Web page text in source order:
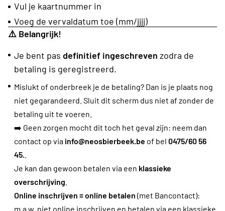
Vul je kaartnummer in
Voeg de vervaldatum toe (mm/jjjj)
⚠️ Belangrijk!
Je bent pas definitief ingeschreven zodra de
betaling is geregistreerd.
Mislukt of onderbreek je de betaling? Dan is je plaats nog
niet gegarandeerd. Sluit dit scherm dus niet af zonder de
betaling uit te voeren.
➡️ Geen zorgen mocht dit toch het geval zijn: neem dan
contact op via info@neosbierbeek.be of bel 0475/60 56
45.
Je kan dan gewoon betalen via een klassieke
overschrijving
Online inschrijven = online betalen (met Bancontact):
m.a.w. niet online inschrijven en betalen via een klassieke